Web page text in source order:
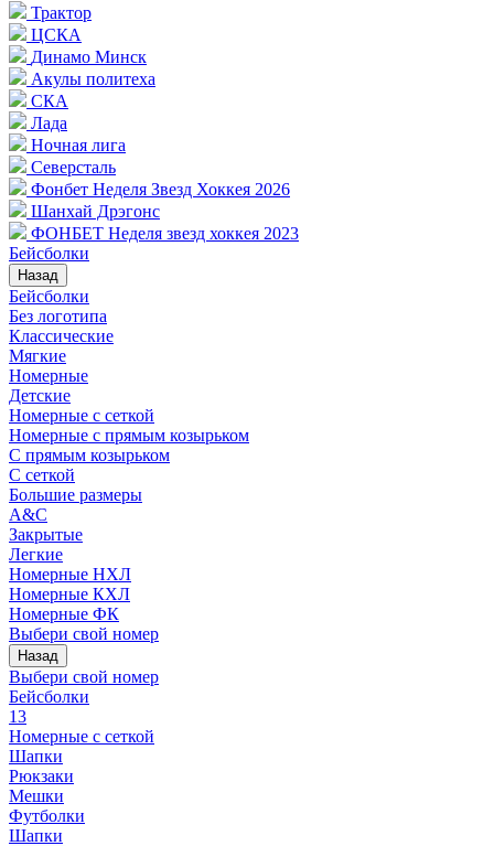
Трактор
ЦСКА
Динамо Минск
Акулы политеха
СКА
Лада
Ночная лига
Северсталь
Фонбет Неделя Звезд Хоккея 2026
Шанхай Дрэгонс
ФОНБЕТ Неделя звезд хоккея 2023
Бейсболки
Назад
Бейсболки
Без логотипа
Классические
Мягкие
Номерные
Детские
Номерные с сеткой
Номерные с прямым козырьком
С прямым козырьком
С сеткой
Большие размеры
A&C
Закрытые
Легкие
Номерные НХЛ
Номерные КХЛ
Номерные ФК
Выбери свой номер
Назад
Выбери свой номер
Бейсболки
13
Номерные с сеткой
Шапки
Рюкзаки
Мешки
Футболки
Шапки